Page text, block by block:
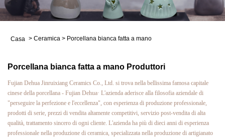
Casa > Ceramica > Porcellana bianca fatta a mano
Porcellana bianca fatta a mano Produttori
Fujian Dehua Jinruixiang Ceramics Co., Ltd. si trova nella bellissima famosa capitale
cinese della porcellana - Fujian Dehua· L'azienda aderisce alla filosofia aziendale di
"perseguire la perfezione e l'eccellenza", con esperienza di produzione professionale,
prodotti di serie, prezzi di vendita altamente competitivi, servizio post-vendita di alta
qualità, trattamento sincero di ogni cliente. L'azienda ha più di dieci anni di esperienza
professionale nella produzione di ceramica, specializzata nella produzione di artigianato